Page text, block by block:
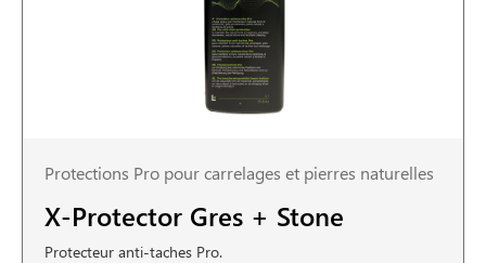
Protections Pro pour carrelages et pierres naturelles
X-Protector Gres + Stone
Protecteur anti-taches Pro.